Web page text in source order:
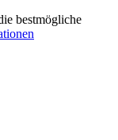
bestmögliche